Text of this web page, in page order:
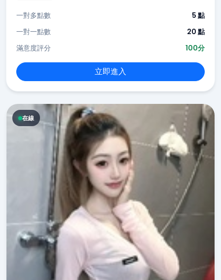
一對多點數
5 點
一對一點數
20 點
滿意度評分
100分
立即進入
在線